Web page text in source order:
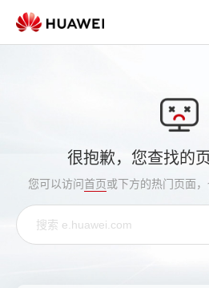
很抱歉，您查找的
您可以访问首页或下方的热门页面